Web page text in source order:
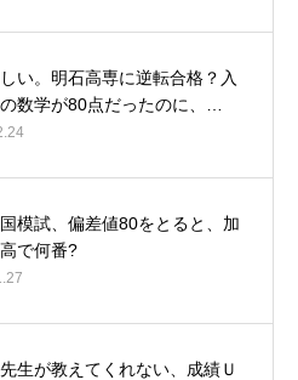
い。明石高専に逆転合格？入
数学が80点だったのに、…
模試、偏差値80をとると、加
で何番?
生が教えてくれない、成績Ｕ